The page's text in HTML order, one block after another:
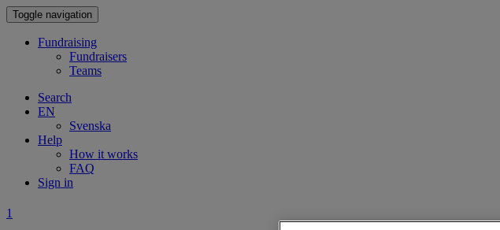
Toggle navigation
Fundraising
Fundraisers
Teams
Search
EN
Svenska
Help
How it works
FAQ
Sign in
1